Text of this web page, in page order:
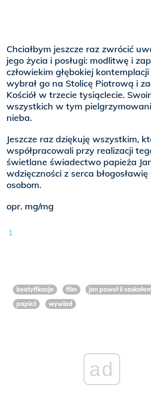
Chciałbym jeszcze raz zwrócić
jego życia i posługi: modlitwę i
człowiekim głębokiej
wybrał go na Stolicę Piotrową i
Kościół w trzecie tysiąclecie.
wszystkich w tym
nieba.
Jeszcze raz dziękuję wszystkim,
współpracowali przy realizacji
świetlane świadectwo papieża
wdzięczności z serca
osobom.
opr. mg/mg
1
beatyfikacja film jan paweł ii
papież
wywiad
ad